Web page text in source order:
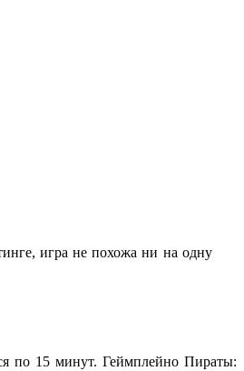
игра не похожа ни на одну
по 15 минут. Геймплейно Пираты: